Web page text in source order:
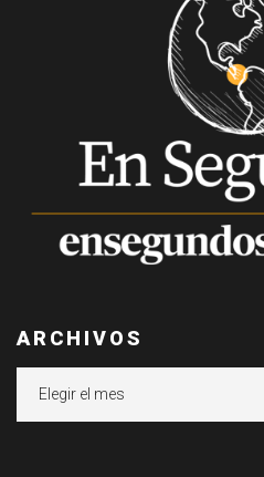
ARCHIVOS